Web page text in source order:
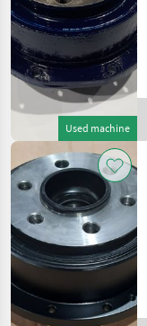
Used machine